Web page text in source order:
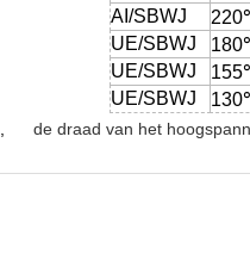
AI/SBWJ
UE/SBWJ
UE/SBWJ
UE/SBWJ
de draad van het